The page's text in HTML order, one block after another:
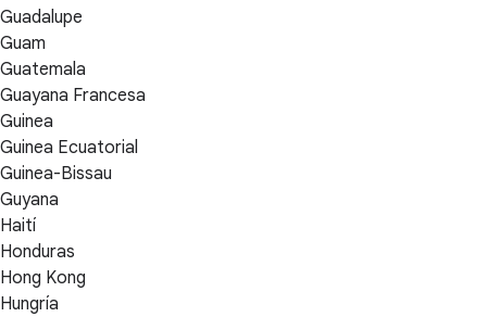
Guadalupe
Guam
Guatemala
Guayana Francesa
Guinea
Guinea Ecuatorial
Guinea-Bissau
Guyana
Haití
Honduras
Hong Kong
Hungría